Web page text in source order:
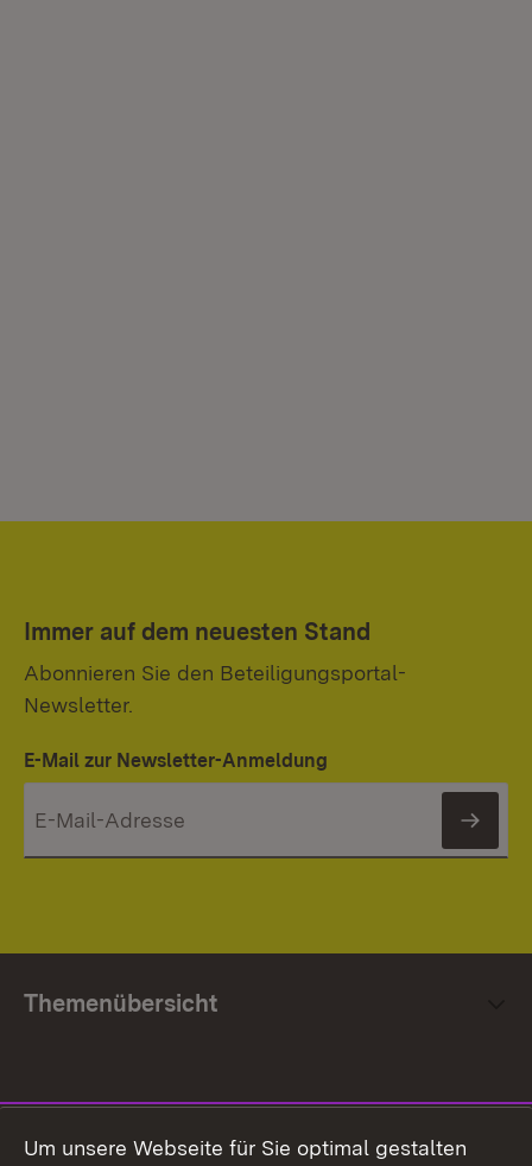
Immer auf dem neuesten Stand
Abonnieren Sie den Beteiligungsportal-
Newsletter.
E-Mail zur Newsletter-Anmeldung
Themenübersicht
Um unsere Webseite für Sie optimal gestalten